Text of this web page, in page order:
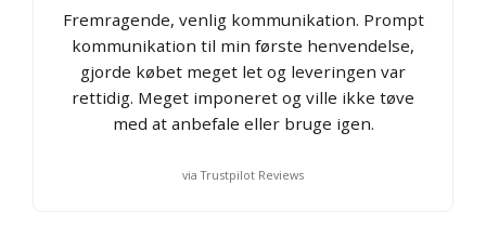
Fremragende, venlig kommunikation. Prompt
kommunikation til min første henvendelse,
gjorde købet meget let og leveringen var
rettidig. Meget imponeret og ville ikke tøve
med at anbefale eller bruge igen.
via Trustpilot Reviews